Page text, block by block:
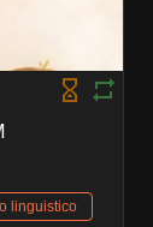
linguistico